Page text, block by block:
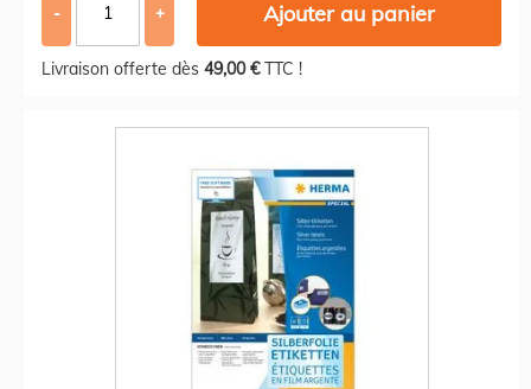
- + Ajouter au panier
Livraison offerte dès 49,00 €TTC !